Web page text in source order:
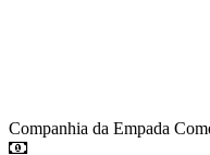
Companhia da Empada